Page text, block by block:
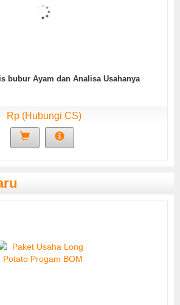
bubur Ayam dan Analisa Usahanya
Rp (Hubungi CS)